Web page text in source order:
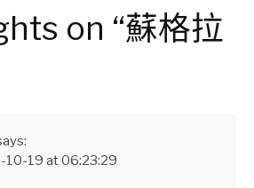
on “蘇格拉
10-19 at 06:23:29